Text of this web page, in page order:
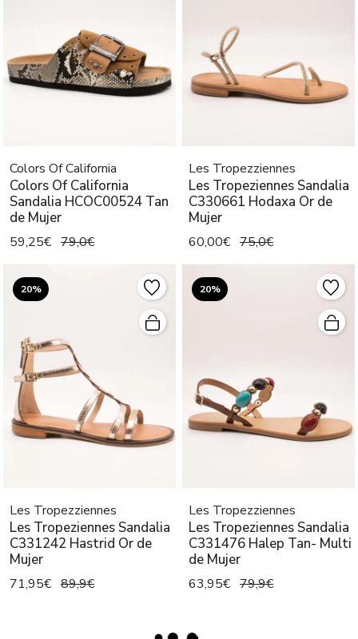
Colors Of California
Colors Of California
Sandalia HCOC00524 Tan
de Mujer
59,25€ 79,0€
Les Tropezziennes
Les Tropeziennes Sandalia
C330661 Hodaxa Or de
Mujer
60,00€ 75,0€
20%
Les Tropezziennes
Les Tropeziennes Sandalia
C331242 Hastrid Or de
Mujer
71,95€ 89,9€
20%
Les Tropezziennes
Les Tropeziennes Sandalia
C331476 Halep Tan- Multi
de Mujer
63,95€ 79,9€